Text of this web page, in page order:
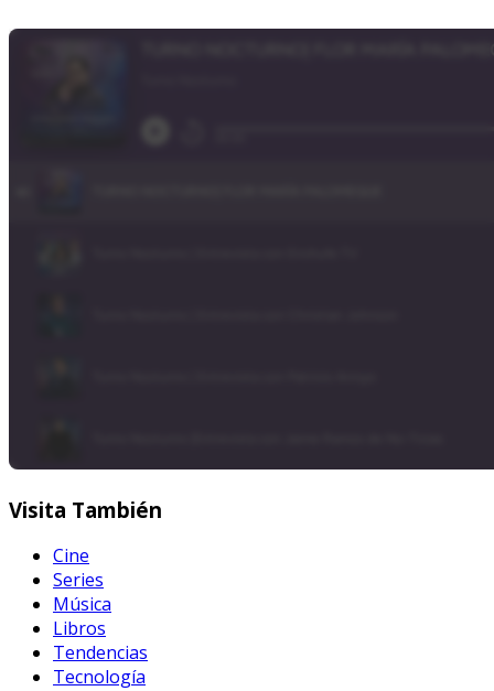
Visita También
Cine
Series
Música
Libros
Tendencias
Tecnología